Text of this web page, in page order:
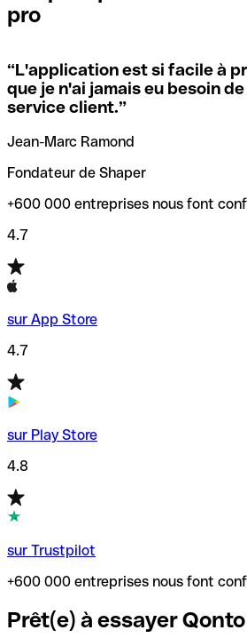
locales.
Si vous n'êtes pas sûr du code
utiliser, nous avons développé un
codes SWIFT par nom de banque.
vérification/recherche de codes
trouver et vérifier vos codes SWIFT
transferts d’argent.
pro
“L'application est si facile à
que je n'ai jamais eu besoin
service client.”
Jean-Marc Ramond
Fondateur de Shaper
+600 000 entreprises nous font
4.7
sur App Store
4.7
sur Play Store
4.8
sur Trustpilot
+600 000 entreprises nous font
Prêt(e) à essayer